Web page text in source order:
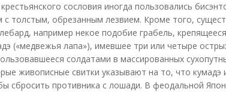
сословия иногда пользовались
с толстым, обрезанным лезвием. Кроме того,
например некое подобие грабель,
(«медвежья лапа»), имевшее три или четыре
солдатами в массированных
живописные свитки указывают на то, что кумадэ
сбросить противника с лошади. В феодальной